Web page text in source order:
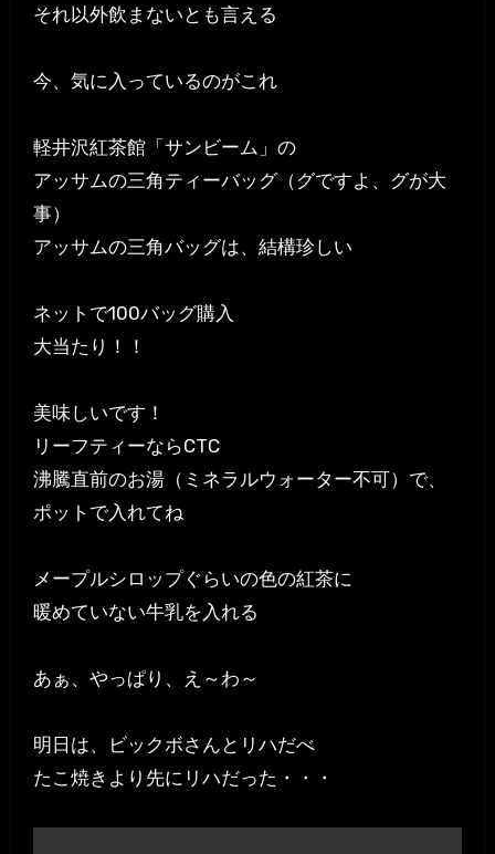
それ以外飲まないとも言える
今、気に入っているのがこれ
軽井沢紅茶館「サンビーム」の
アッサムの三角ティーバッグ（グですよ、グが大
事）
アッサムの三角バッグは、結構珍しい
ネットで100バッグ購入
大当たり！！
美味しいです！
リーフティーならCTC
沸騰直前のお湯（ミネラルウォーター不可）で、
ポットで入れてね
メープルシロップぐらいの色の紅茶に
暖めていない牛乳を入れる
あぁ、やっぱり、え～わ～
明日は、ビックボさんとリハだべ
たこ焼きより先にリハだった・・・